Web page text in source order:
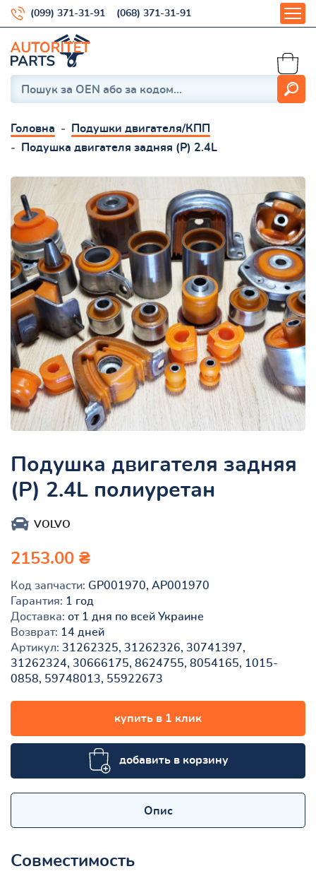
(099) 371-31-91 (068) 371-31-91
Головна
Подушки двигателя/КПП
Подушка двигателя задняя (Р) 2.4L
Подушка двигателя задняя
(Р) 2.4L полиуретан
VOLVO
2153.00 ₴
Код запчасти: GP001970, AP001970
Гарантия: 1 год
Доставка: от 1 дня по всей Украине
Возврат: 14 дней
Артикул: 31262325, 31262326, 30741397,
31262324, 30666175, 8624755, 8054165, 1015-
0858, 59748013, 55922673
купить в 1 клик
добавить в корзину
Опис
Совместимость